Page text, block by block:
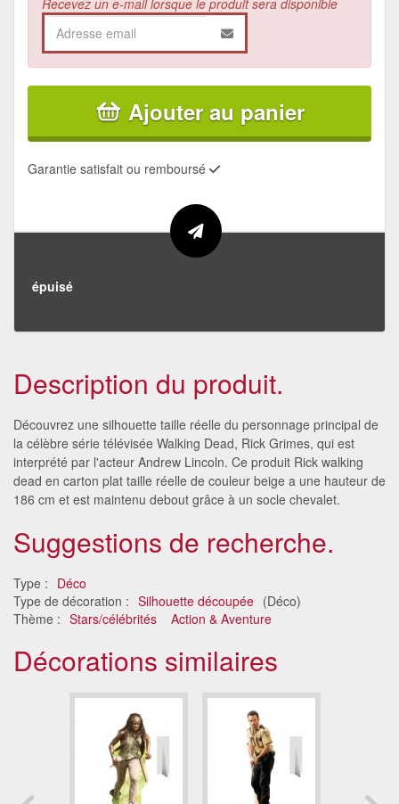
Ajouter au panier
Garantie satisfait ou remboursé
épuisé
Description du produit.
Découvrez une silhouette taille réelle du personnage principal de
la célèbre série télévisée Walking Dead, Rick Grimes, qui est
interprété par l'acteur Andrew Lincoln. Ce produit Rick walking
dead en carton plat taille réelle de couleur beige a une hauteur de
186 cm et est maintenu debout grâce à un socle chevalet.
Suggestions de recherche.
Type : Déco
Type de décoration : Silhouette découpée (Déco)
Thème : Stars/célébrités Action & Aventure
Décorations similaires